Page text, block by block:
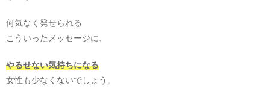
何気なく発せられる
こういったメッセージに、
やるせない気持ちになる
女性も少なくないでしょう。